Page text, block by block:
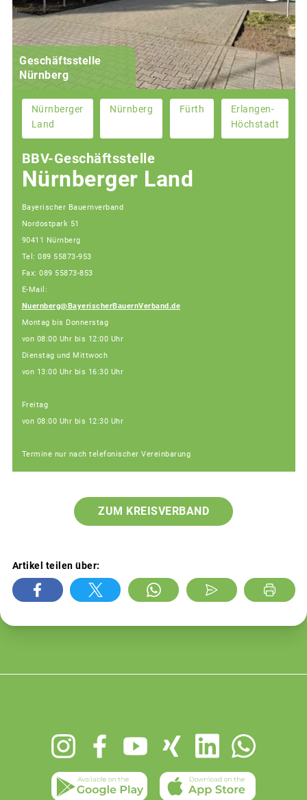
Geschäftsstelle
Nürnberg
Nürnberger
Land
Nürnberg Fürth
Erlangen-
Höchstadt
BBV-Geschäftsstelle
Nürnberger Land
Bayerischer Bauernverband
Nordostpark 51
90411 Nürnberg
Tel: 089 55873-953
Fax: 089 55873-853
E-Mail:
Nuernberg@BayerischerBauernVerband.de
Montag bis Donnerstag
von 08:00 Uhr bis 12:00 Uhr
Dienstag und Mittwoch
von 13:00 Uhr bis 16:30 Uhr
Freitag
von 08:00 Uhr bis 12:30 Uhr
Termine nur nach telefonischer Vereinbarung
ZUM KREISVERBAND
Artikel teilen über: